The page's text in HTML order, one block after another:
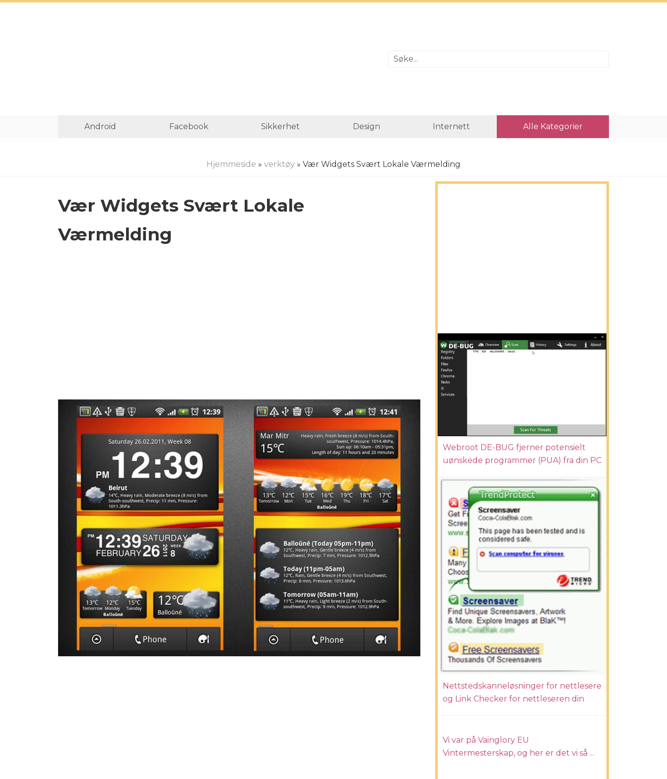
Android Facebook Sikkerhet Design Internett Alle Kategorier
Hjemmeside » verktøy » Vær Widgets Svært Lokale Værmelding
Vær Widgets Svært Lokale
Værmelding
Webroot DE-BUG fjerner potensielt
uønskede programmer (PUA) fra din PC
Nettstedskanneløsninger for nettlesere
og Link Checker for nettleseren din
Vi var på Vainglory EU
Vintermesterskap, og her er det vi så ...